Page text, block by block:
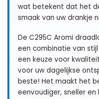
wat betekent dat het
smaak van uw drankje
De C295C Aromi
een combinatie van
een keuze voor
voor uw dagelijkse
beste! Het maakt het
eenvoudiger, sneller en